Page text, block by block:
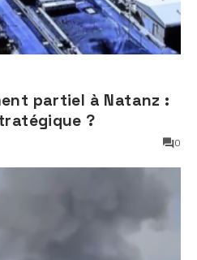
partiel à Natanz :
?
0